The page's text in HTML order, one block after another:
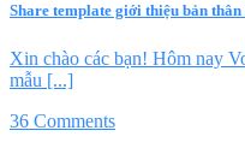
Share template giới thiệu bản
Xin chào các bạn! Hôm nay
mẫu [...]
36 Comments